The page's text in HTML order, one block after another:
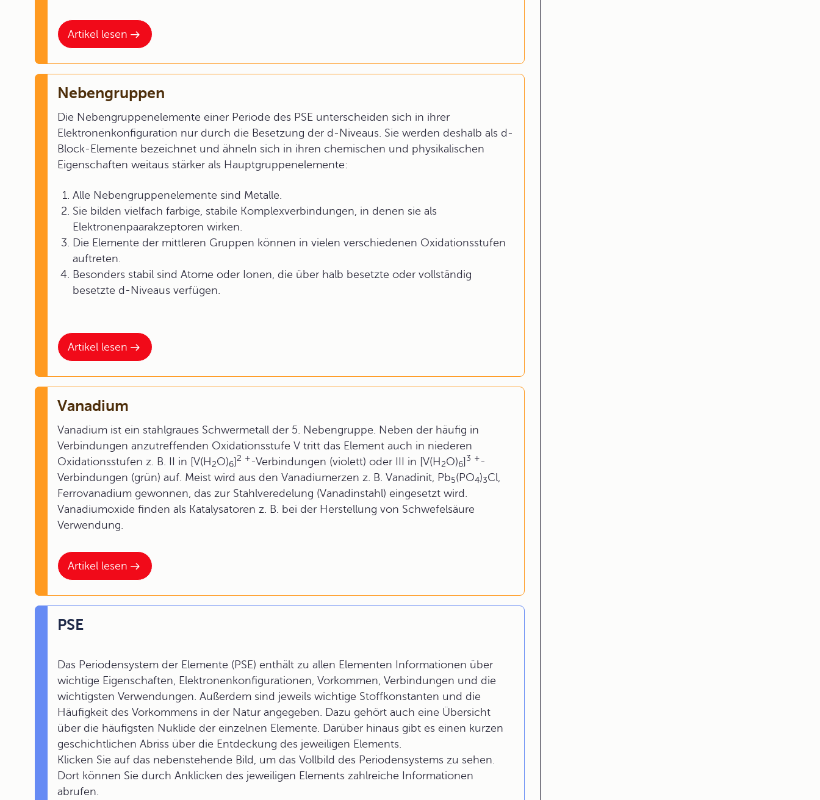
Artikel lesen
Artikel lesen
Nebengruppen
Die Nebengruppenelemente einer Periode des PSE unterscheiden sich in ihrer
Elektronenkonfiguration nur durch die Besetzung der d-Niveaus. Sie werden deshalb als d-
Block-Elemente bezeichnet und ähneln sich in ihren chemischen und physikalischen
Eigenschaften weitaus stärker als Hauptgruppenelemente:
Alle Nebengruppenelemente sind Metalle.
Sie bilden vielfach farbige, stabile Komplexverbindungen, in denen sie als
Elektronenpaarakzeptoren wirken.
Die Elemente der mittleren Gruppen können in vielen verschiedenen Oxidationsstufen
auftreten.
Besonders stabil sind Atome oder Ionen, die über halb besetzte oder vollständig
besetzte d-Niveaus verfügen.
Artikel lesen
Vanadium
Vanadium ist ein stahlgraues Schwermetall der 5. Nebengruppe. Neben der häufig in
Verbindungen anzutreffenden Oxidationsstufe V tritt das Element auch in niederen
Oxidationsstufen z. B. II in [V(H 2O)6] 2 +-Verbindungen (violett) oder III in [V(H 2O)6] 3 +-
Verbindungen (grün) auf. Meist wird aus den Vanadiumerzen z. B. Vanadinit, Pb5(PO4)3Cl,
Ferrovanadium gewonnen, das zur Stahlveredelung (Vanadinstahl) eingesetzt wird.
Vanadiumoxide finden als Katalysatoren z. B. bei der Herstellung von Schwefelsäure
Verwendung.
PSE
Das Periodensystem der Elemente (PSE) enthält zu allen Elementen Informationen über
wichtige Eigenschaften, Elektronenkonfigurationen, Vorkommen, Verbindungen und die
wichtigsten Verwendungen. Außerdem sind jeweils wichtige Stoffkonstanten und die
Häufigkeit des Vorkommens in der Natur angegeben. Dazu gehört auch eine Übersicht
über die häufigsten Nuklide der einzelnen Elemente. Darüber hinaus gibt es einen kurzen
geschichtlichen Abriss über die Entdeckung des jeweiligen Elements.
Klicken Sie auf das nebenstehende Bild, um das Vollbild des Periodensystems zu sehen.
Dort können Sie durch Anklicken des jeweiligen Elements zahlreiche Informationen
abrufen.